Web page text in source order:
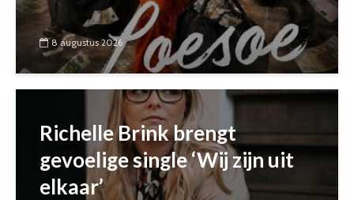
8 augustus 2026
Richelle Brink brengt
gevoelige single ‘Wij zijn uit
elkaar’